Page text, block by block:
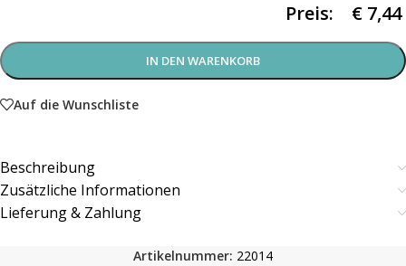
Preis: € 7,44
IN DEN WARENKORB
Auf die Wunschliste
Beschreibung
Zusätzliche Informationen
Lieferung & Zahlung
Artikelnummer: 22014